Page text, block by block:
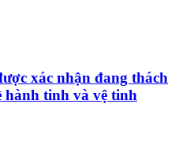
xác nhận đang thách
hành tinh và vệ tinh